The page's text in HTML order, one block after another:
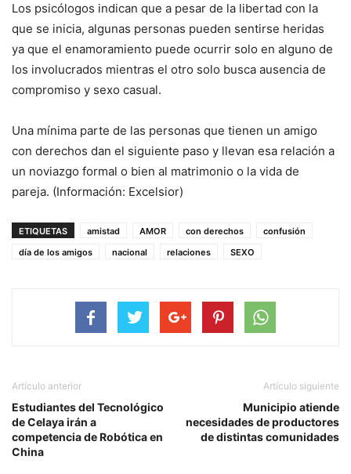
Los psicólogos indican que a pesar de la libertad con la
que se inicia, algunas personas pueden sentirse heridas
ya que el enamoramiento puede ocurrir solo en alguno de
los involucrados mientras el otro solo busca ausencia de
compromiso y sexo casual.
Una mínima parte de las personas que tienen un amigo
con derechos dan el siguiente paso y llevan esa relación a
un noviazgo formal o bien al matrimonio o la vida de
pareja. (Información: Excelsior)
ETIQUETAS amistad AMOR con derechos
confusión
día de los amigos
nacional relaciones SEXO
Artículo anterior
Estudiantes del Tecnológico
de Celaya irán a
competencia de Robótica en
China
Artículo siguiente
Municipio atiende
necesidades de productores
de distintas comunidades